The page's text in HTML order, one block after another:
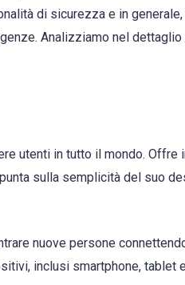
di sicurezza e in
Analizziamo nel
utenti in tutto il mondo. Offre
sulla semplicità del suo
nuove persone
inclusi smartphone, tablet